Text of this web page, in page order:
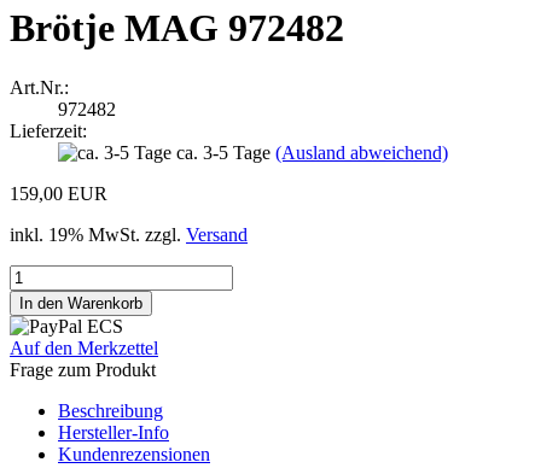
Brötje MAG 972482
Art.Nr.:
972482
Lieferzeit:
ca. 3-5 Tage (Ausland abweichend)
159,00 EUR
inkl. 19% MwSt. zzgl. Versand
Auf den Merkzettel
Frage zum Produkt
Beschreibung
Hersteller-Info
Kundenrezensionen